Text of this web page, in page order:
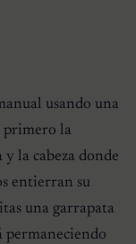
usando una
primero la
la cabeza donde
entierran su
una garrapata
permaneciendo